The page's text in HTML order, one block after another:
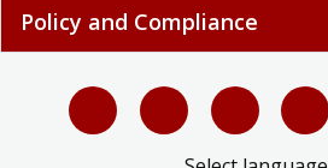
Policy and Compliance